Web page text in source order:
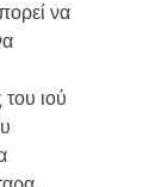
να
ιού